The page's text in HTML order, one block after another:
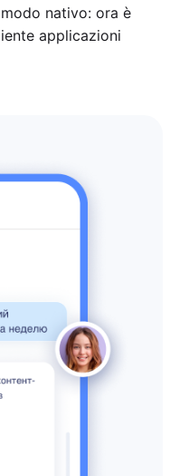
nativo: ora è
applicazioni